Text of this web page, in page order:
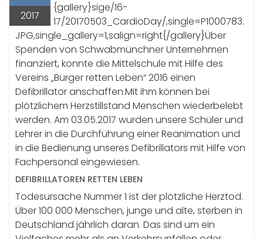
2017
{gallery}sige/16-
17/20170503_CardioDay/,single=P1000783.
JPG,single_gallery=1,salign=right{/gallery}Über
Spenden von Schwabmünchner Unternehmen
finanziert, konnte die Mittelschule mit Hilfe des
Vereins „Bürger retten Leben“ 2016 einen
Defibrillator anschaffen.Mit ihm können bei
plötzlichem Herzstillstand Menschen wiederbelebt
werden. Am 03.05.2017 wurden unsere Schüler und
Lehrer in die Durchführung einer Reanimation und
in die Bedienung unseres Defibrillators mit Hilfe von
Fachpersonal eingewiesen.
DEFIBRILLATOREN RETTEN LEBEN
Todesursache Nummer 1 ist der plötzliche Herztod.
Über 100 000 Menschen, junge und alte, sterben in
Deutschland jährlich daran. Das sind um ein